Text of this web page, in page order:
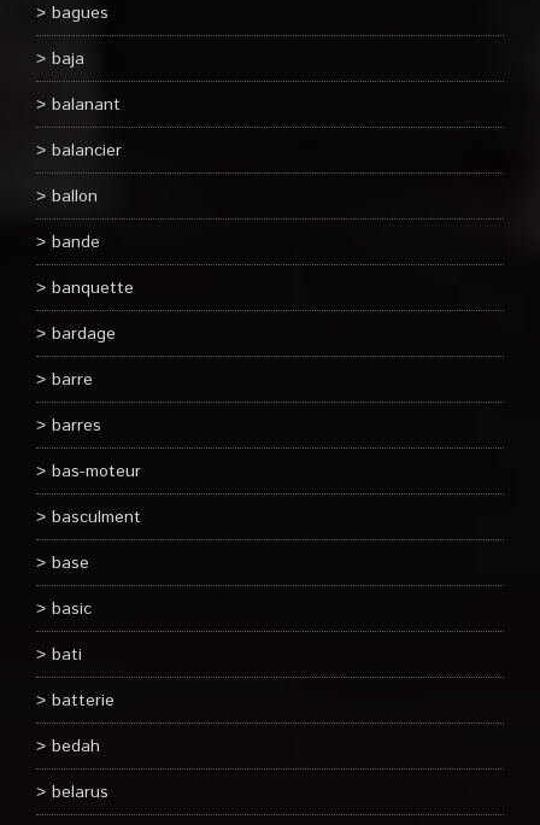
bagues
baja
balanant
balancier
ballon
bande
banquette
bardage
barre
barres
bas-moteur
basculment
base
basic
bati
batterie
bedah
belarus